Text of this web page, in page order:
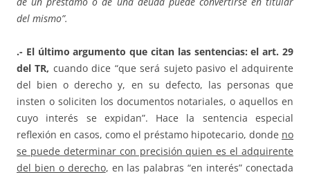
del mismo”.
.- El último argumento que citan las sentencias: el art. 29
del TR, cuando dice “que será sujeto pasivo el adquirente
del bien o derecho y, en su defecto, las personas que
insten o soliciten los documentos notariales, o aquellos en
cuyo interés se expidan”. Hace la sentencia especial
reflexión en casos, como el préstamo hipotecario, donde no
se puede determinar con precisión quien es el adquirente
del bien o derecho, en las palabras “en interés” conectada